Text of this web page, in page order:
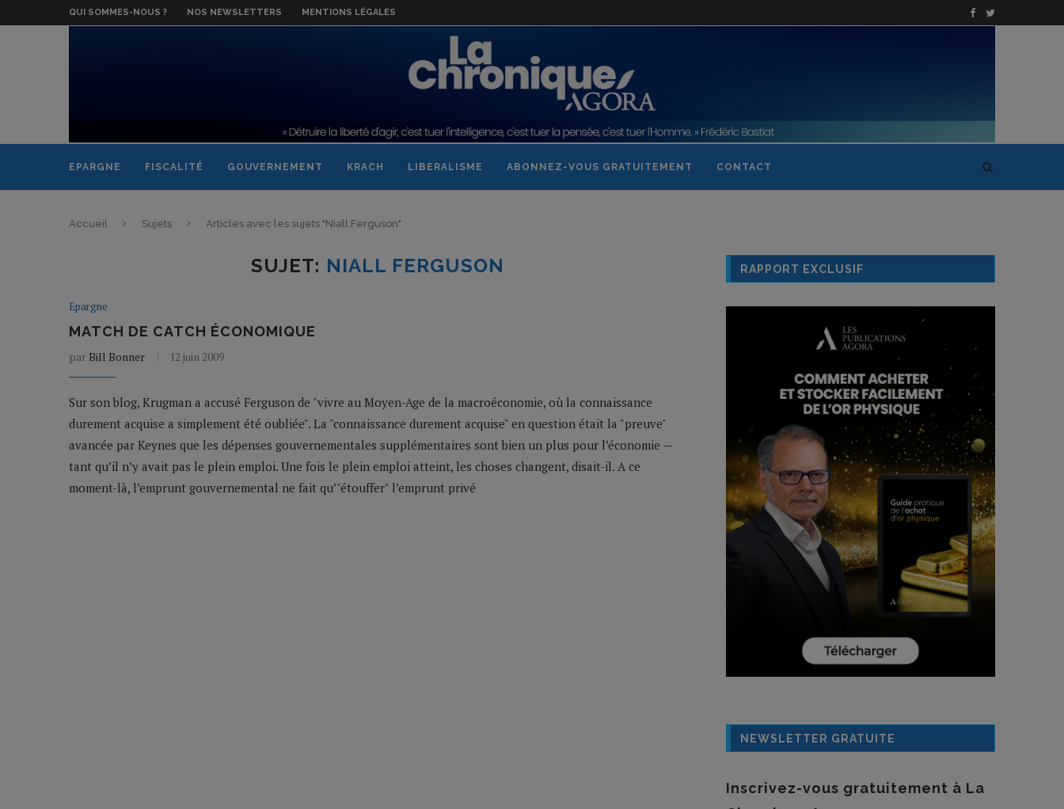
QUI SOMMES-NOUS ? NOS NEWSLETTERS MENTIONS LÉGALES
EPARGNE FISCALITÉ GOUVERNEMENT KRACH LIBERALISME ABONNEZ-VOUS GRATUITEMENT CONTACT
Accueil Sujets Articles avec les sujets "Niall Ferguson"
SUJET: NIALL FERGUSON
Epargne
MATCH DE CATCH ÉCONOMIQUE
par Bill Bonner 12 juin 2009
Sur son blog, Krugman a accusé Ferguson de "vivre au Moyen-Age de la macroéconomie, où la connaissance
durement acquise a simplement été oubliée". La "connaissance durement acquise" en question était la "preuve"
avancée par Keynes que les dépenses gouvernementales supplémentaires sont bien un plus pour l’économie —
tant qu’il n’y avait pas le plein emploi. Une fois le plein emploi atteint, les choses changent, disait-il. A ce
moment-là, l’emprunt gouvernemental ne fait qu’"étouffer" l’emprunt privé
RAPPORT EXCLUSIF
NEWSLETTER GRATUITE
Inscrivez-vous gratuitement à La